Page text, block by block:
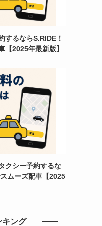
するならS.RIDE！
【2025年最新版】
クシー予約するな
ムーズ配車【2025
キング